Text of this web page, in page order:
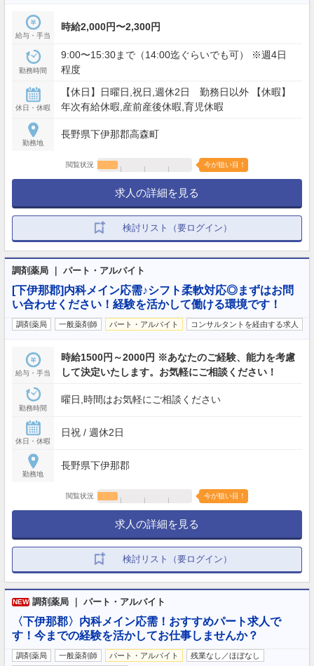
給与・手当
時給2,000円〜2,300円
勤務時間
9:00〜15:30まで（14:00迄ぐらいでも可） ※週4日
程度
休日・休暇
【休日】日曜日,祝日,週休2日 勤務日以外 【休暇】
年次有給休暇,産前産後休暇,育児休暇
勤務地
長野県下伊那郡高森町
閲覧状況 今が狙い目！
求人の詳細を見る
検討リスト（要ログイン）
調剤薬局 ｜ パート・アルバイト
[下伊那郡]内科メイン応需♪シフト柔軟対応◎まずはお問
い合わせください！経験を活かして働ける環境です！
調剤薬局 一般薬剤師 パート・アルバイト コンサルタントを経由する求人
給与・手当
時給1500円～2000円 ※あなたのご経験、能力を考慮
して決定いたします。お気軽にご相談ください！
勤務時間
曜日,時間はお気軽にご相談ください
休日・休暇
日祝 / 週休2日
勤務地
長野県下伊那郡
閲覧状況 今が狙い目！
求人の詳細を見る
検討リスト（要ログイン）
NEW 調剤薬局 ｜ パート・アルバイト
〈下伊那郡〉内科メイン応需！おすすめパート求人で
す！今までの経験を活かしてお仕事しませんか？
調剤薬局 一般薬剤師 パート・アルバイト
残業なし／ほぼなし